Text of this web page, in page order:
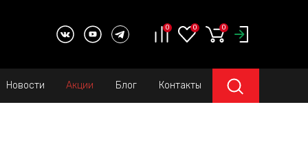
0 0 0
Новости Акции Блог Контакты